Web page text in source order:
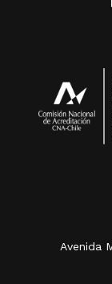
Avenida